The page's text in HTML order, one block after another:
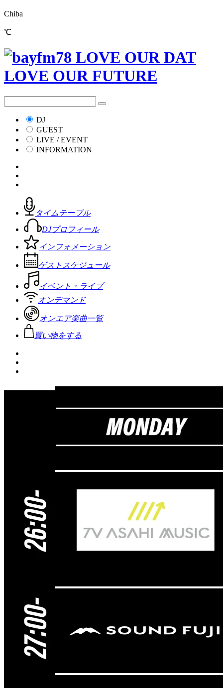
Chiba
℃
DJ
GUEST
LIVE / EVENT
INFORMATION
タイムテーブル
DJプロフィール
インフォメーション
ゲストスケジュール
イベント・ライブ
オンデマンド
オンエア楽曲一覧
買い物をする